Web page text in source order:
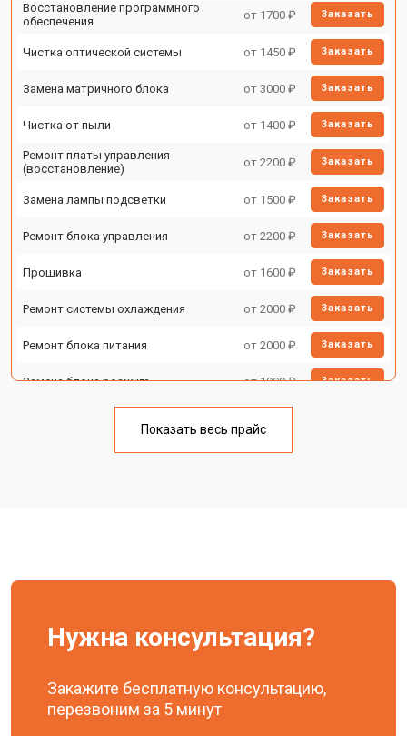
Восстановление программного
обеспечения
от 1700 ₽ Заказать
Чистка оптической системы от 1450 ₽ Заказать
Замена матричного блока от 3000 ₽ Заказать
Чистка от пыли от 1400 ₽ Заказать
Ремонт платы управления
(восстановление)
от 2200 ₽ Заказать
Замена лампы подсветки от 1500 ₽ Заказать
Ремонт блока управления от 2200 ₽ Заказать
Прошивка от 1600 ₽ Заказать
Ремонт системы охлаждения от 2000 ₽ Заказать
Ремонт блока питания от 2000 ₽ Заказать
Замена блока розжига от 1900 ₽ Заказать
Показать весь прайс
Нужна консультация?
Закажите бесплатную консультацию,
перезвоним за 5 минут